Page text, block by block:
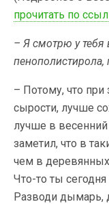
прочитать по
– Я смотрю у тебя
пенополистирола,
– Потому, что
сырости, лучше
лучше в
заметил, что в
чем в
Что-то ты
Разводи дымарь,